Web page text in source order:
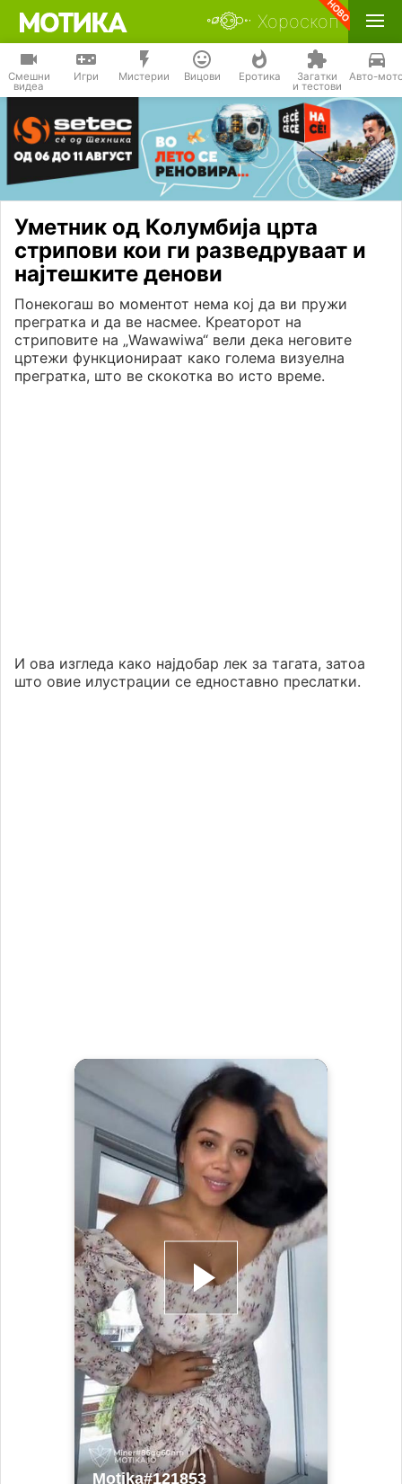
Хороскоп
Смешни
видеа
Игри Мистерии Вицови Еротика Загатки
и тестови
Авто-
Уметник од Колумбија црта
стрипови кои ги разведруваат и
најтешките денови
Понекогаш во моментот нема кој да ви пружи
прегратка и да ве насмее. Креаторот на
стриповите на „Wawawiwa“ вели дека неговите
цртежи функционираат како голема визуелна
прегратка, што ве скокотка во исто време.
И ова изгледа како најдобар лек за тагата, затоа
што овие илустрации се едноставно преслатки.